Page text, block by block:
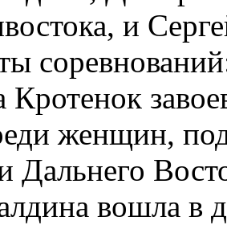
и
Кротенок
женщин,
Дальнего
вошла в